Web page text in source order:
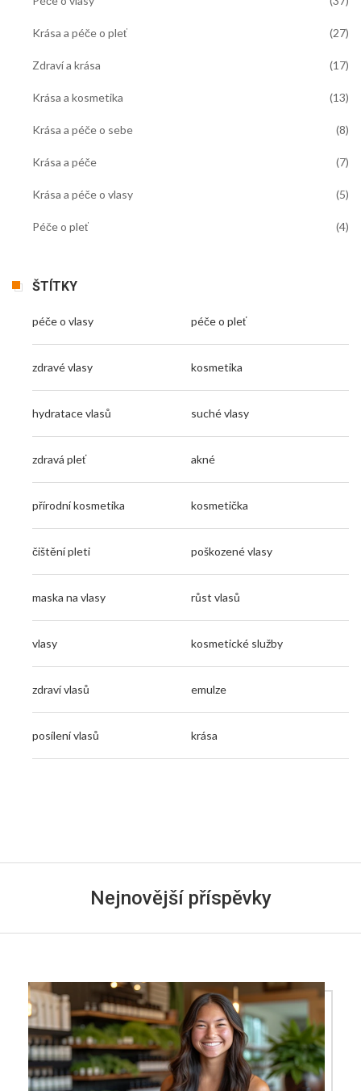
Krása a péče o pleť (27)
Zdraví a krása (17)
Krása a kosmetika (13)
Krása a péče o sebe (8)
Krása a péče (7)
Krása a péče o vlasy (5)
Péče o pleť (4)
ŠTÍTKY
péče o vlasy péče o pleť
zdravé vlasy kosmetika
hydratace vlasů suché vlasy
zdravá pleť akné
přírodní kosmetika kosmetička
čištění pleti poškozené vlasy
maska na vlasy růst vlasů
vlasy kosmetické služby
zdraví vlasů emulze
posílení vlasů krása
Nejnovější příspěvky